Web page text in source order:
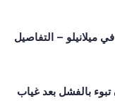
ميلانيلو – التفاصيل
تبوء بالفشل بعد غياب